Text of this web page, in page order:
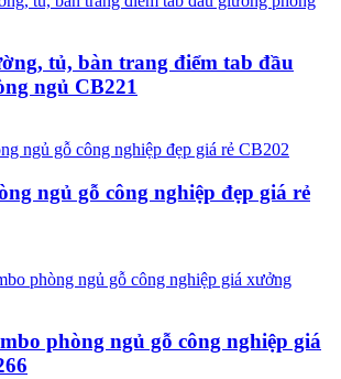
tủ, bàn trang điểm tab đầu
ngủ CB221
ngủ gỗ công nghiệp đẹp giá rẻ
phòng ngủ gỗ công nghiệp giá